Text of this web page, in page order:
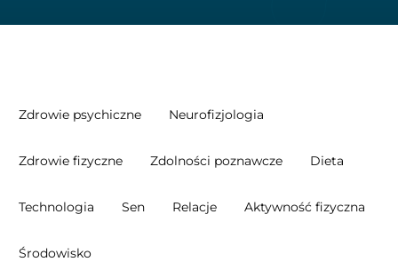
Zdrowie psychiczne Neurofizjologia
Zdrowie fizyczne Zdolności poznawcze Dieta
Technologia Sen Relacje Aktywność fizyczna
Środowisko